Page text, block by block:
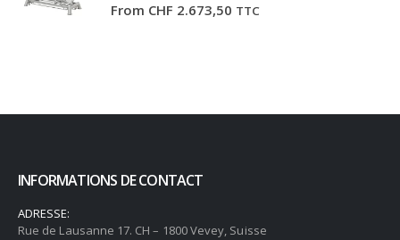
From CHF 2.673,50 TTC
INFORMATIONS DE CONTACT
ADRESSE:
Rue de Lausanne 17. CH – 1800 Vevey, Suisse